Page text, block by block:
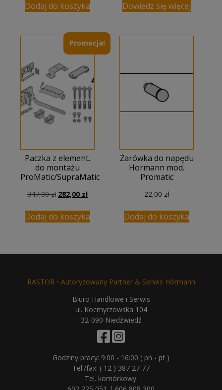
Dodaj do koszyka Dowiedz się więcej
Promocja!
Paczka z element.
do montażu
ProMatic/SupraMatic
347,00zł Pierwotna
wynosiła:
347,00 zł.
282,00 złAktualna
wynosi:
282,00 zł.
Dodaj do koszyka
Żarówka do napędu
Hormann mod.
Promatic
22,00 zł
Dodaj do koszyka
RASTOR • Autoryzowany Partner & Serwis Hörmann
Biuro Handlowe i Serwis
ul. Kocmyrzowska 104
32-090 Niedźwiedź
Godziny pracy: 9:00 - 16:00 ( pn - pt )
Tel./fax: ( 12 ) 387 27 77
Tel. komórkowy: